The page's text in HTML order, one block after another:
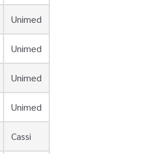
Unimed
Unimed
Unimed
Unimed
Cassi